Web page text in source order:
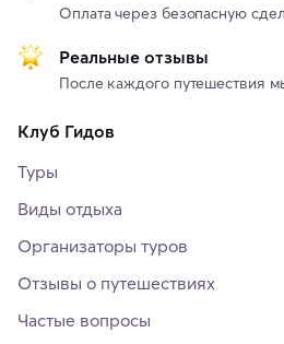
Оплата через безопасную
Реальные отзывы
После каждого путешествия
Клуб Гидов
Туры
Виды отдыха
Организаторы туров
Отзывы о путешествиях
Частые вопросы